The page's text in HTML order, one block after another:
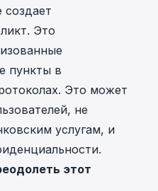
создает
Это
пункты в
Это может
не
услугам, и
этот